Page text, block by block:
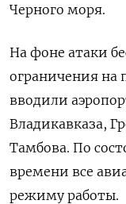
Черного моря.
На фоне атаки
ограничения на
вводили
Владикавказа,
Тамбова. По
времени все
режиму работы.